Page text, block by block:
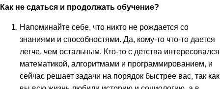
Как не сдаться и продолжать обучение?
Напоминайте себе, что никто не рождается со
знаниями и способностями. Да, кому-то что-то дается
легче, чем остальным. Кто-то с детства интересовался
математикой, алгоритмами и программированием, и
сейчас решает задачи на порядок быстрее вас, так как